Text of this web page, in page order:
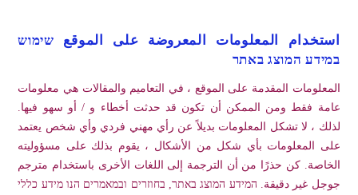
استخدام المعلومات المعروضة على الموقع שימוש
במידע המוצג באתר
المعلومات المقدمة على الموقع ، في التعاميم والمقالات هي معلومات
عامة فقط ومن الممكن أن تكون قد حدثت أخطاء و / أو سهو فيها.
لذلك ، لا تشكل المعلومات بديلاً عن رأي مهني فردي وأي شخص يعتمد
على المعلومات بأي شكل من الأشكال ، يقوم بذلك على مسؤوليته
الخاصة. كن حذرًا من أن الترجمة إلى اللغات الأخرى باستخدام مترجم
جوجل غير دقيقة. המידע המוצג באתר, בחוזרים ובמאמרים הנו מידע כללי